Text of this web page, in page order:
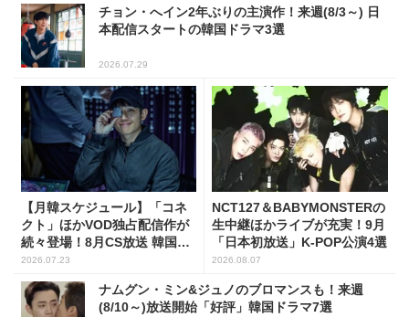
チョン・へイン2年ぶりの主演作！来週(8/3～) 日
本配信スタートの韓国ドラマ3選
2026.07.29
【月韓スケジュール】「コネ
クト」ほかVOD独占配信作が
続々登場！8月CS放送 韓国ド
ラマ(全66選)
2026.07.23
NCT127＆BABYMONSTERの
生中継ほかライブが充実！9月
「日本初放送」K-POP公演4選
2026.08.07
ナムグン・ミン&ジュノのブロマンスも！来週
(8/10～)放送開始「好評」韓国ドラマ7選